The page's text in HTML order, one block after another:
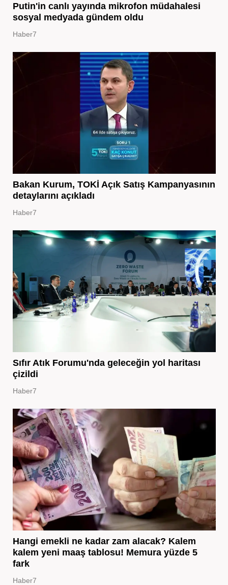
Putin'in canlı yayında mikrofon müdahalesi
sosyal medyada gündem oldu
Haber7
Bakan Kurum, TOKİ Açık Satış Kampanyasının
detaylarını açıkladı
Haber7
Sıfır Atık Forumu'nda geleceğin yol haritası
çizildi
Haber7
Hangi emekli ne kadar zam alacak? Kalem
kalem yeni maaş tablosu! Memura yüzde 5
fark
Haber7